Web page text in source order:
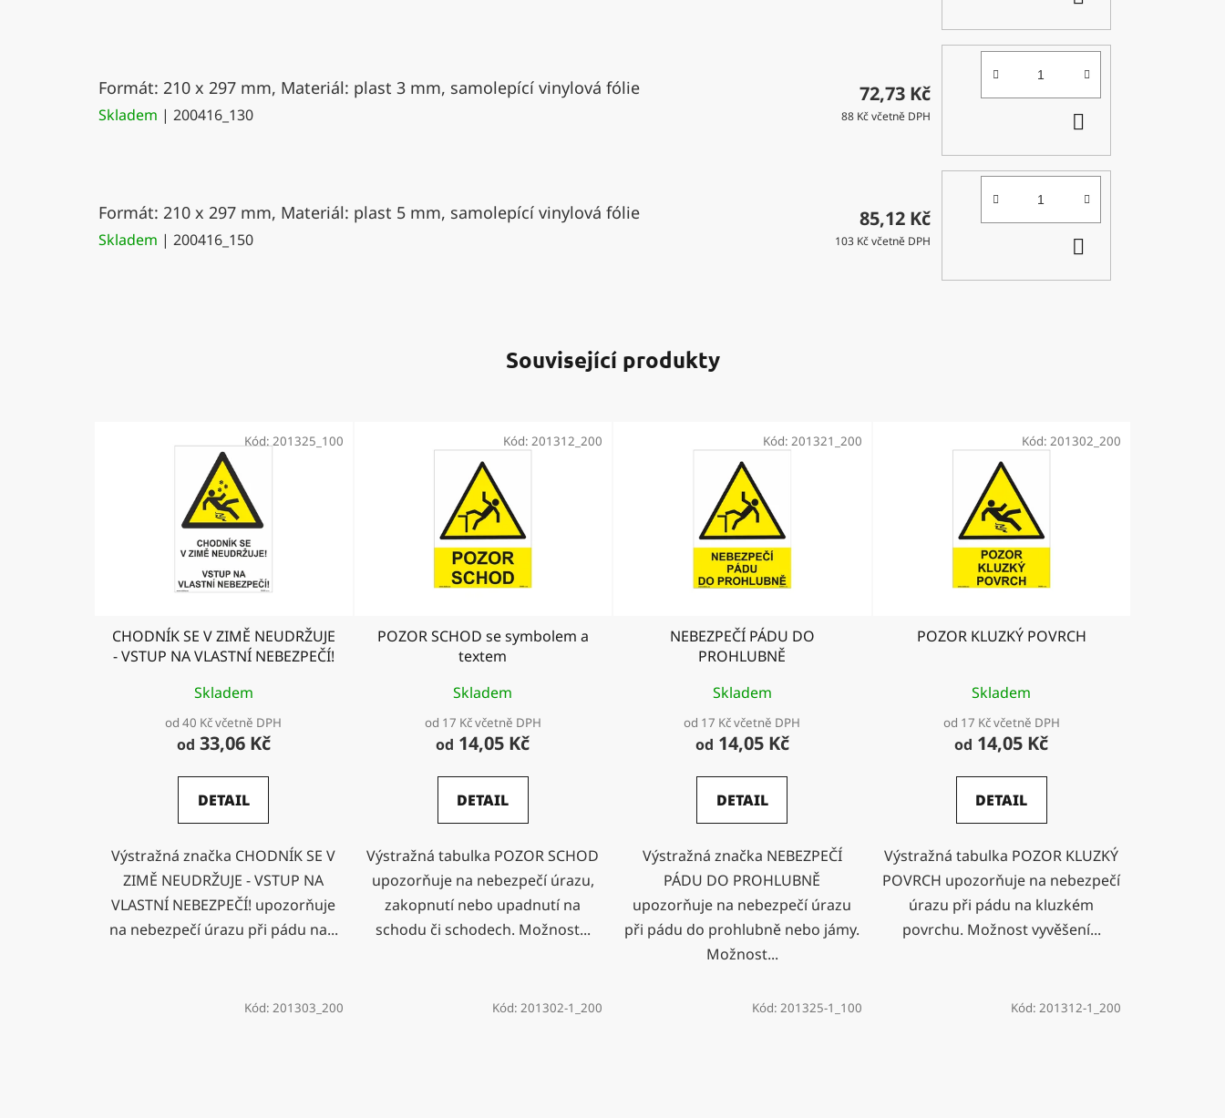
KOŠÍKU
Formát: 210 x 297 mm, Materiál: plast 3 mm, samolepící vinylová fólie
Skladem | 200416_130
72,73 Kč
88 Kč včetně DPH
KOŠÍKU
Formát: 210 x 297 mm, Materiál: plast 5 mm, samolepící vinylová fólie
Skladem | 200416_150
85,12 Kč
103 Kč včetně DPH
KOŠÍKU
Související produkty
CHODNÍK SE V ZIMĚ NEUDRŽUJE
- VSTUP NA VLASTNÍ NEBEZPEČÍ!
Skladem
od 40 Kč včetně DPH
od 33,06 Kč
DETAIL
Výstražná značka CHODNÍK SE V
ZIMĚ NEUDRŽUJE - VSTUP NA
VLASTNÍ NEBEZPEČÍ! upozorňuje
na nebezpečí úrazu při pádu na...
Kód: 201325_100
POZOR SCHOD se symbolem a
textem
Skladem
od 17 Kč včetně DPH
od 14,05 Kč
DETAIL
Výstražná tabulka POZOR SCHOD
upozorňuje na nebezpečí úrazu,
zakopnutí nebo upadnutí na
schodu či schodech. Možnost...
Kód: 201312_200
NEBEZPEČÍ PÁDU DO
PROHLUBNĚ
Skladem
od 17 Kč včetně DPH
od 14,05 Kč
DETAIL
Výstražná značka NEBEZPEČÍ
PÁDU DO PROHLUBNĚ
upozorňuje na nebezpečí úrazu
při pádu do prohlubně nebo jámy.
Možnost...
Kód: 201321_200
POZOR KLUZKÝ POVRCH
Skladem
od 17 Kč včetně DPH
od 14,05 Kč
DETAIL
Výstražná tabulka POZOR KLUZKÝ
POVRCH upozorňuje na nebezpečí
úrazu při pádu na kluzkém
povrchu. Možnost vyvěšení...
Kód: 201302_200
Kód: 201303_200 Kód: 201302-1_200 Kód: 201325-1_100 Kód: 201312-1_200